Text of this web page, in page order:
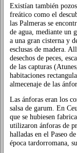
Existían también
freático como el
las Palmeras se
de agua, mediante un
a una gran cisterna y
esclusas de madera.
desechos de peces,
de las capturas
habitaciones
almecenaje de las
Las ánforas eran los
salsa de garum. En
que se hubiesen
utilizaron ánforas de
halladas en el Paseo
época tardorromana,